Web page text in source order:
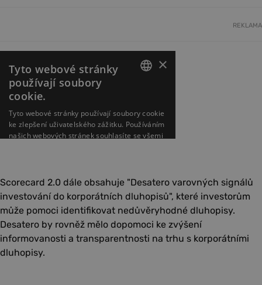
REKLAMA
Scorecard 2.0 dále obsahuje "Desatero varovných signálů
investování do korporátních dluhopisů", které investorům
může pomoci identifikovat nedůvěryhodné dluhopisy.
Desatero by rovněž mělo dopomoci ke zvýšení
informovanosti a transparentnosti na trhu s korporátními
dluhopisy.